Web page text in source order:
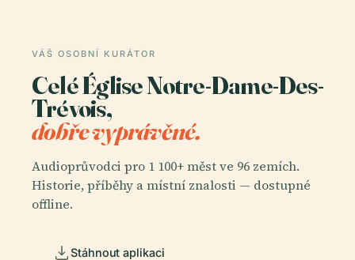
VÁŠ OSOBNÍ KURÁTOR
Celé Église Notre-Dame-Des-
Trévois,
dobře vyprávěné.
Audioprůvodci pro 1 100+ měst ve 96 zemích.
Historie, příběhy a místní znalosti — dostupné
offline.
Stáhnout aplikaci